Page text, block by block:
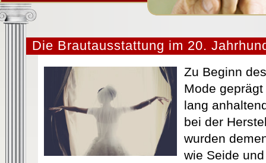
Die Brautausstattung im 20.
Zu Beginn
Mode
lang
bei der
wurden
wie Seide